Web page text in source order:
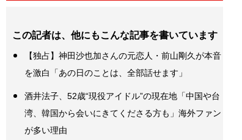
この記者は、他にもこんな記事を書いています
【独占】神田沙也加さんの元恋人・前山剛久が本音
を激白「あの日のことは、全部話せます」
酒井法子、52歳“現役アイドル”の現在地「中国や台
湾、韓国から会いにきてくださる方も」海外ファン
が多い理由